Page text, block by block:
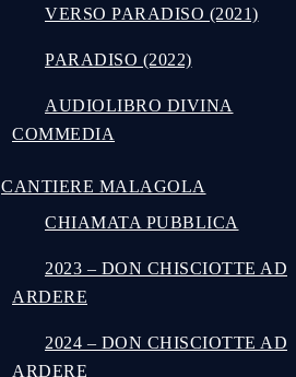
VERSO PARADISO (2021)
PARADISO (2022)
AUDIOLIBRO DIVINA
COMMEDIA
CANTIERE MALAGOLA
CHIAMATA PUBBLICA
2023 – DON CHISCIOTTE AD
ARDERE
2024 – DON CHISCIOTTE AD
ARDERE